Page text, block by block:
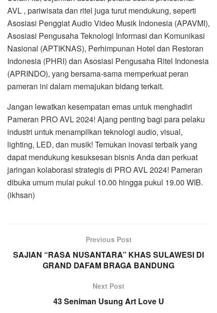
AVL , pariwisata dan ritel juga turut mendukung, seperti
Asosiasi Penggiat Audio Video Musik Indonesia (APAVMI),
Asosiasi Pengusaha Teknologi Informasi dan Komunikasi
Nasional (APTIKNAS), Perhimpunan Hotel dan Restoran
Indonesia (PHRI) dan Asosiasi Pengusaha Ritel Indonesia
(APRINDO), yang bersama-sama memperkuat peran
pameran ini dalam memajukan bidang terkait.
Jangan lewatkan kesempatan emas untuk menghadiri
Pameran PRO AVL 2024! Ajang penting bagi para pelaku
industri untuk menampilkan teknologi audio, visual,
lighting, LED, dan musik! Temukan inovasi terbaik yang
dapat mendukung kesuksesan bisnis Anda dan perkuat
jaringan kolaborasi strategis di PRO AVL 2024! Pameran
dibuka umum mulai pukul 10.00 hingga pukul 19.00 WIB.
(ikhsan)
Previous Post
SAJIAN “RASA NUSANTARA” KHAS SULAWESI DI
GRAND DAFAM BRAGA BANDUNG
Next Post
43 Seniman Usung Art Love U